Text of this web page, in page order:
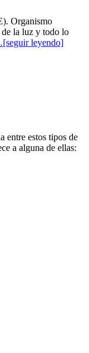
Organismo
de la luz y todo lo
leyendo]
entre estos tipos de
a alguna de ellas: